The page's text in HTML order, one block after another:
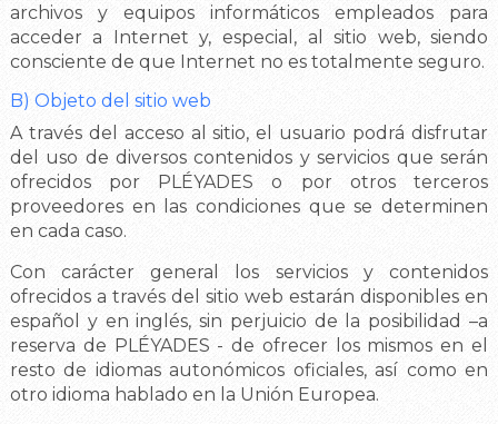
archivos y equipos informáticos empleados para
acceder a Internet y, especial, al sitio web, siendo
consciente de que Internet no es totalmente seguro.
B) Objeto del sitio web
A través del acceso al sitio, el usuario podrá disfrutar
del uso de diversos contenidos y servicios que serán
ofrecidos por PLÉYADES o por otros terceros
proveedores en las condiciones que se determinen
en cada caso.
Con carácter general los servicios y contenidos
ofrecidos a través del sitio web estarán disponibles en
español y en inglés, sin perjuicio de la posibilidad –a
reserva de PLÉYADES - de ofrecer los mismos en el
resto de idiomas autonómicos oficiales, así como en
otro idioma hablado en la Unión Europea.